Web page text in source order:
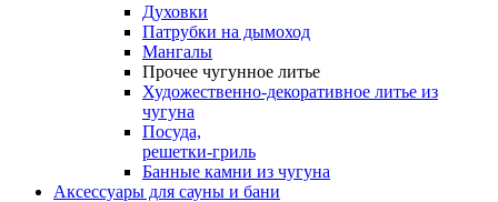
Духовки
Патрубки на дымоход
Мангалы
Прочее чугунное литье
Художественно-декоративное литье из
чугуна
Посуда,
решетки-гриль
Банные камни из чугуна
Аксессуары для сауны и бани